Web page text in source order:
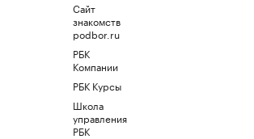
Сайт
знакомств
podbor.ru
РБК
Компании
РБК Курсы
Школа
управления
РБК